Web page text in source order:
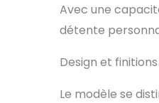
Avec une
détente
Design et
Le modèle se